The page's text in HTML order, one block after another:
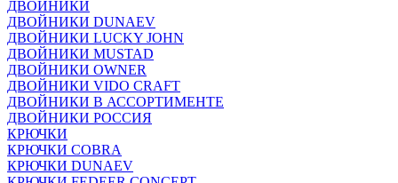
ДВОЙНИКИ
ДВОЙНИКИ DUNAEV
ДВОЙНИКИ LUCKY JOHN
ДВОЙНИКИ MUSTAD
ДВОЙНИКИ OWNER
ДВОЙНИКИ VIDO CRAFT
ДВОЙНИКИ В АССОРТИМЕНТЕ
ДВОЙНИКИ РОССИЯ
КРЮЧКИ
КРЮЧКИ COBRA
КРЮЧКИ DUNAEV